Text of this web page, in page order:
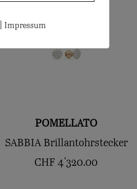
POMELLATO
SABBIA Brillantohrstecker
CHF 4'320.00
Impressum